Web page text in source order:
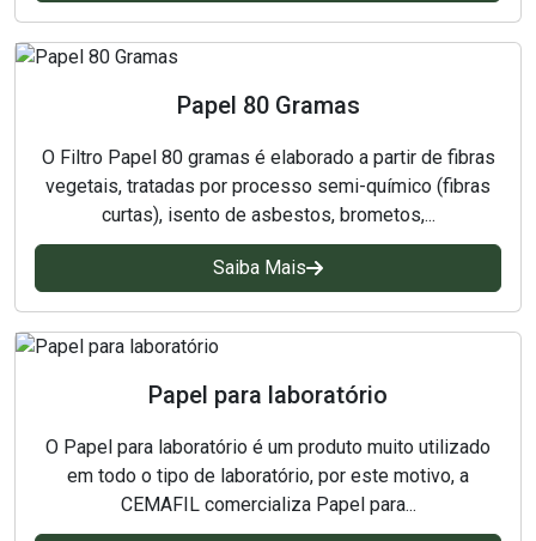
Papel 80 Gramas
O Filtro Papel 80 gramas é elaborado a partir de fibras
vegetais, tratadas por processo semi-químico (fibras
curtas), isento de asbestos, brometos,...
Saiba Mais
Papel para laboratório
O Papel para laboratório é um produto muito utilizado
em todo o tipo de laboratório, por este motivo, a
CEMAFIL comercializa Papel para...